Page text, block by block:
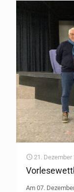
21. Dezember
Am 07.